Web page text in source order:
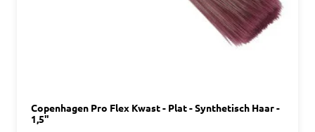
Copenhagen Pro Flex Kwast - Plat - Synthetisch Haar -
1,5"